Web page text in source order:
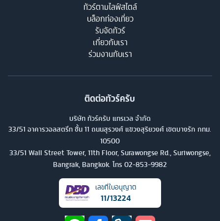
ทัวร์ตามไลฟ์สไตล์
บล็อกท่องเที่ยว
รับจัดทัวร์
เกี่ยวกับเรา
ร่วมงานกับเรา
ติดต่อทัวร์ครับ
บริษัท ทัวร์ครับ แทรเวล จำกัด
33/51 อาคารวอลสตรีท ชั้น 11 ถนนสุรวงศ์ แขวงสุริยวงศ์ เขตบางรัก กทม.
10500
33/51 Wall Street Tower, 11th Floor, Surawongse Rd., Suriwongse,
Bangrak, Bangkok. โทร 02-853-9982
เลขที่ใบอนุญาต
11/13224